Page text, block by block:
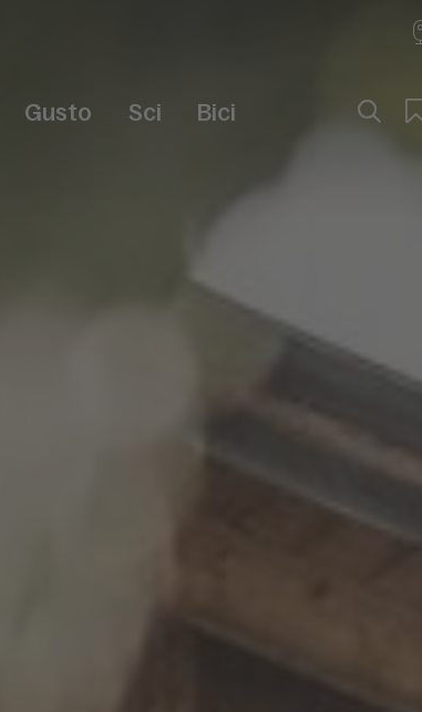
Gusto Sci Bici